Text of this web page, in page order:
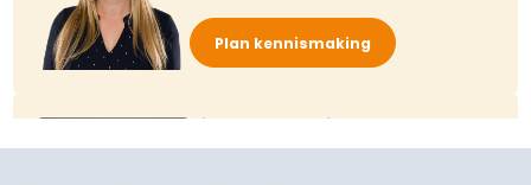
Plan kennismaking
Rian van Gennip
Eindhoven